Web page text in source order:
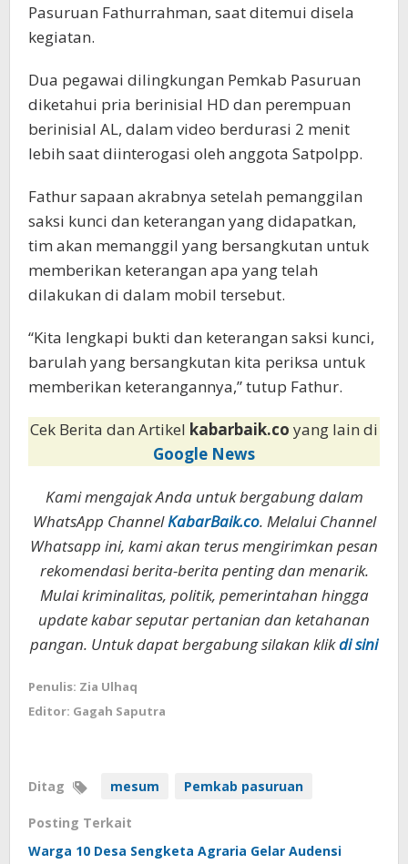
Pasuruan Fathurrahman, saat ditemui disela
kegiatan.
Dua pegawai dilingkungan Pemkab Pasuruan
diketahui pria berinisial HD dan perempuan
berinisial AL, dalam video berdurasi 2 menit
lebih saat diinterogasi oleh anggota Satpolpp.
Fathur sapaan akrabnya setelah pemanggilan
saksi kunci dan keterangan yang didapatkan,
tim akan memanggil yang bersangkutan untuk
memberikan keterangan apa yang telah
dilakukan di dalam mobil tersebut.
“Kita lengkapi bukti dan keterangan saksi kunci,
barulah yang bersangkutan kita periksa untuk
memberikan keterangannya,” tutup Fathur.
Cek Berita dan Artikel kabarbaik.co yang lain di
Google News
Kami mengajak Anda untuk bergabung dalam
WhatsApp ChannelKabarBaik.co. Melalui Channel
Whatsapp ini, kami akan terus mengirimkan pesan
rekomendasi berita-berita penting dan menarik.
Mulai kriminalitas, politik, pemerintahan hingga
update kabar seputar pertanian dan ketahanan
pangan. Untuk dapat bergabung silakan klikdi sini
Penulis: Zia Ulhaq
Editor: Gagah Saputra
Ditag mesum Pemkab pasuruan
Posting Terkait
Warga 10 Desa Sengketa Agraria Gelar Audensi